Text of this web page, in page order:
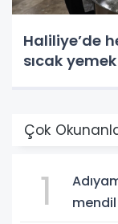
Haliliye’de
sıcak yemek
Çok
1